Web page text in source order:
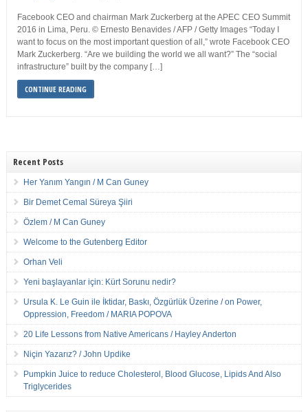
Facebook CEO and chairman Mark Zuckerberg at the APEC CEO Summit
2016 in Lima, Peru. © Ernesto Benavides / AFP / Getty Images “Today I
want to focus on the most important question of all,” wrote Facebook CEO
Mark Zuckerberg. “Are we building the world we all want?” The “social
infrastructure” built by the company […]
CONTINUE READING
Recent Posts
Her Yanım Yangın / M Can Guney
Bir Demet Cemal Süreya Şiiri
Özlem / M Can Guney
Welcome to the Gutenberg Editor
Orhan Veli
Yeni başlayanlar için: Kürt Sorunu nedir?
Ursula K. Le Guin ile İktidar, Baskı, Özgürlük Üzerine / on Power,
Oppression, Freedom / MARIA POPOVA
20 Life Lessons from Native Americans / Hayley Anderton
Niçin Yazarız? / John Updike
Pumpkin Juice to reduce Cholesterol, Blood Glucose, Lipids And Also
Triglycerides